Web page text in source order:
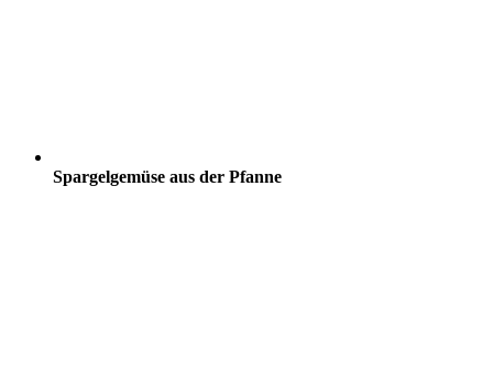
Spargelgemüse aus der Pfanne